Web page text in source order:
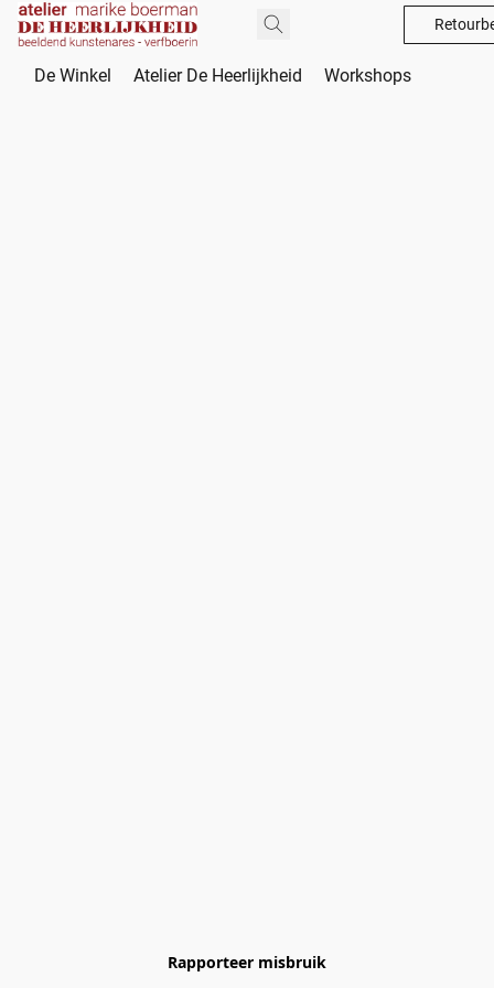
De Winkel Atelier De Heerlijkheid Workshops
Rapporteer misbruik